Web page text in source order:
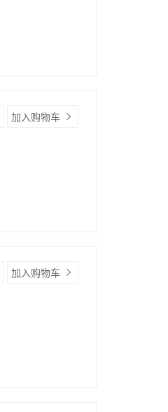
加入购物车
加入购物车